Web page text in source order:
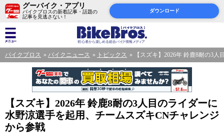
グーバイク・アプリ
バイクブロスの新着記事・話題の
記事を見逃さない！
ダウンロード
バイクブロス バイクニュース トピックス 【スズキ】2026年 鈴鹿8耐の3
【スズキ】2026年 鈴鹿8耐の3人目のライダーに
水野涼選手を起用、チームスズキCNチャレンジ
から参戦